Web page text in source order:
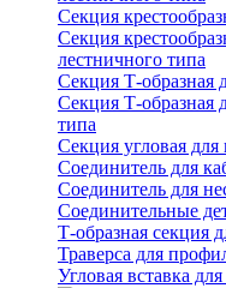
Секция
Секция
лестничного типа
Секция Т-образная
Секция Т-образная
типа
Секция угловая для
Соединитель для
Соединитель для
Соединительные
Т-образная секция
Траверса для
Угловая вставка